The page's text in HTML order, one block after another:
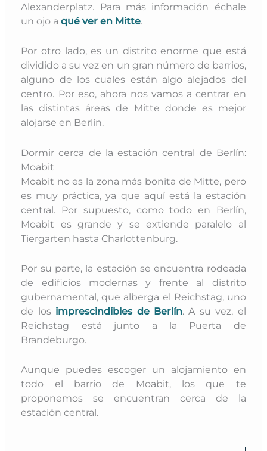
Alexanderplatz. Para más información échale
un ojo aqué ver en Mitte.
Por otro lado, es un distrito enorme que está
dividido a su vez en un gran número de barrios,
alguno de los cuales están algo alejados del
centro. Por eso, ahora nos vamos a centrar en
las distintas áreas de Mitte donde es mejor
alojarse en Berlín.
Dormir cerca de la estación central de Berlín:
Moabit
Moabit no es la zona más bonita de Mitte, pero
es muy práctica, ya que aquí está la estación
central. Por supuesto, como todo en Berlín,
Moabit es grande y se extiende paralelo al
Tiergarten hasta Charlottenburg.
Por su parte, la estación se encuentra rodeada
de edificios modernas y frente al distrito
gubernamental, que alberga el Reichstag, uno
de los imprescindibles de Berlín. A su vez, el
Reichstag está junto a la Puerta de
Brandeburgo.
Aunque puedes escoger un alojamiento en
todo el barrio de Moabit, los que te
proponemos se encuentran cerca de la
estación central.